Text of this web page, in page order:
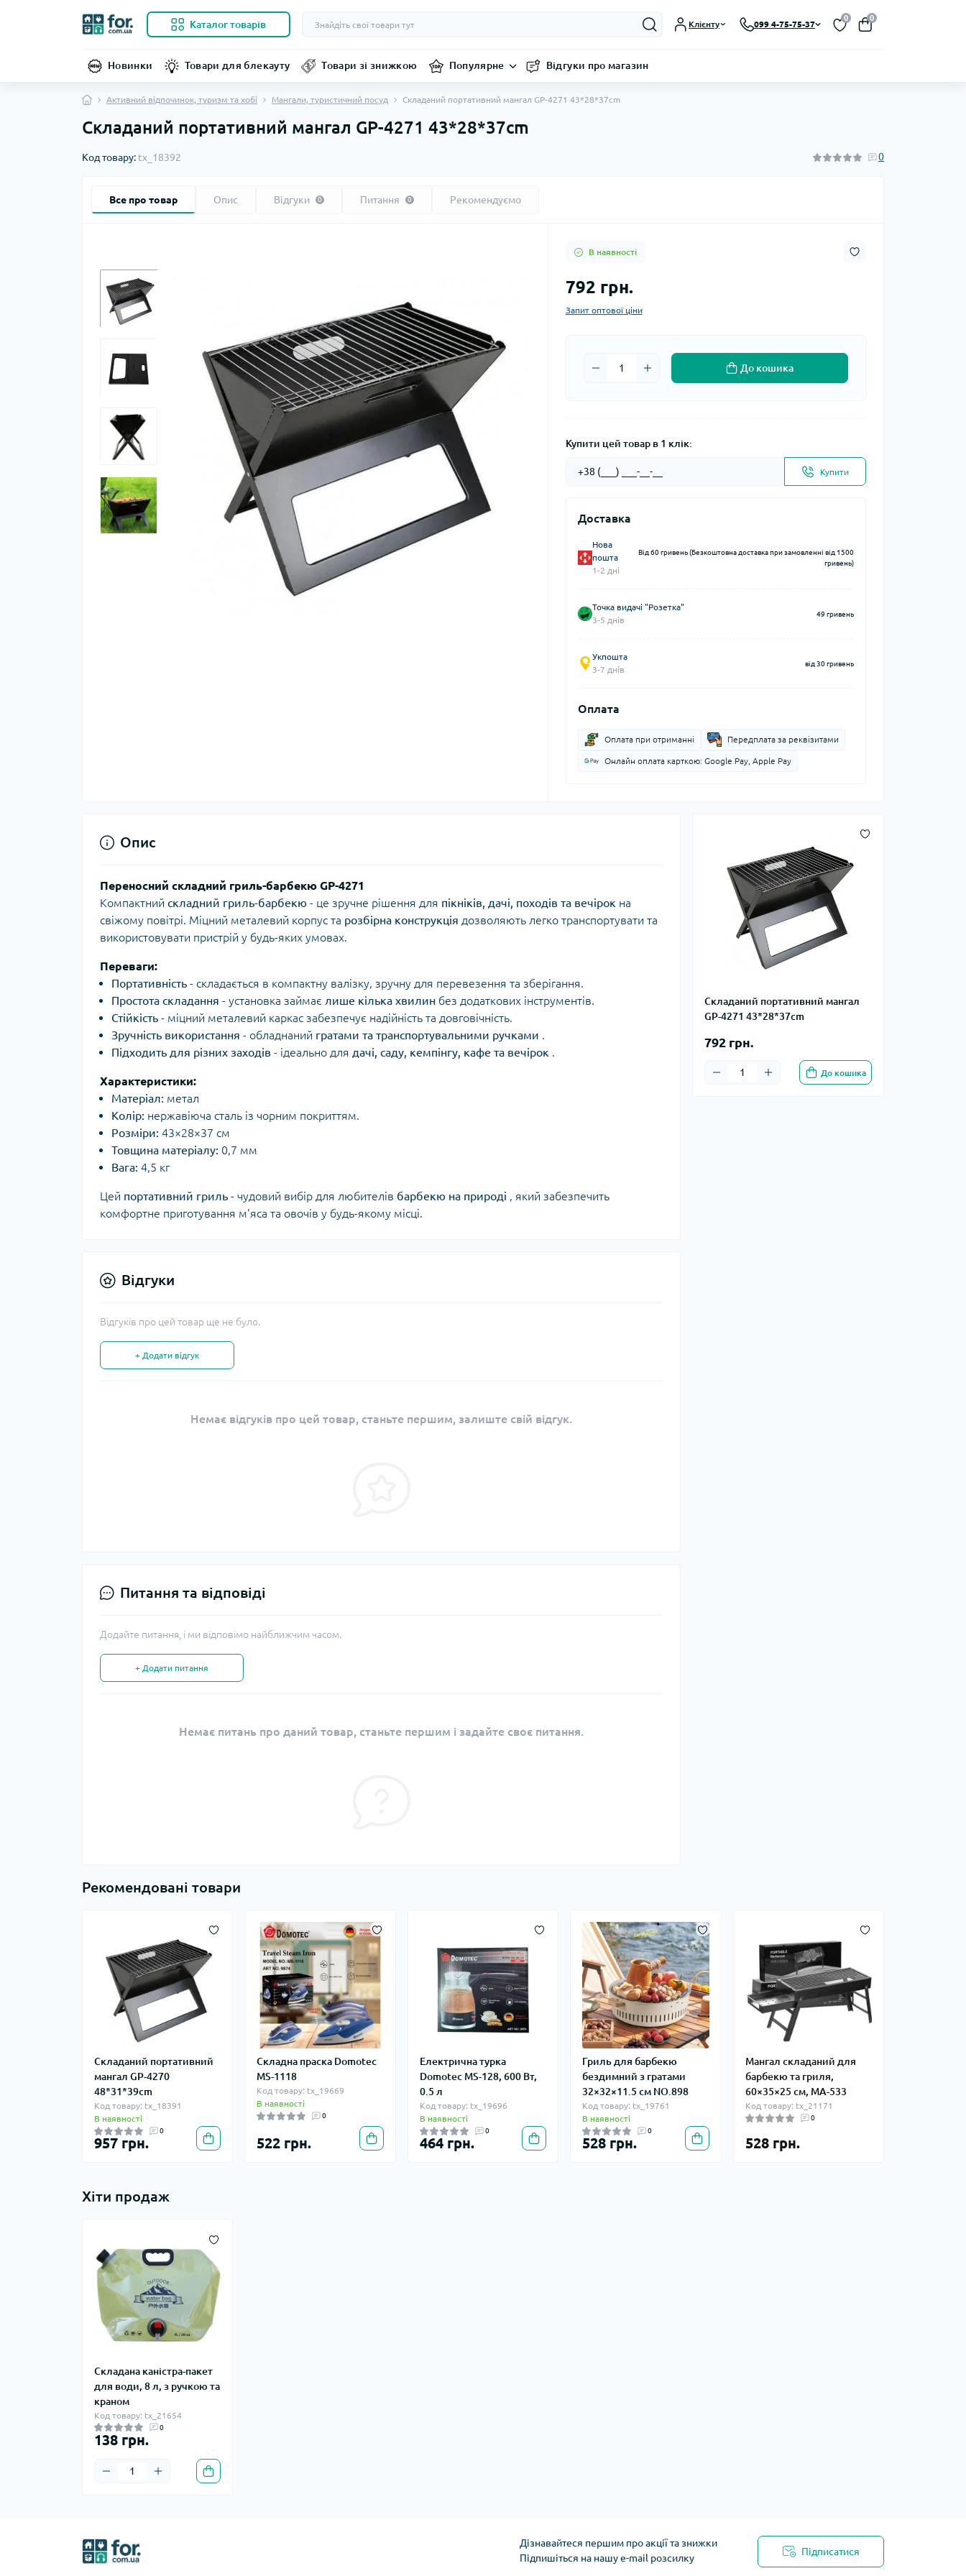
Каталог товарів Клієнту 099 4-75-75-37
0 0
Новинки Товари для блекауту Товари зі знижкою Популярне Відгуки про магазин
Активний відпочинок, туризм та хобі Мангали, туристичний посуд Складаний портативний мангал GP-4271 43*28*37cm
Складаний портативний мангал GP-4271 43*28*37cm
Код товару: tx_18392 0
Все про товар Опис Відгуки 0 Питання 0 Рекомендуємо
В наявності
792 грн.
Запит оптової ціни
До кошика
Купити цей товар в 1 клік:
Купити
Доставка
Нова
пошта
1-2 дні
Від 60 гривень (Безкоштовна доставка при замовленні від 1500
гривень)
Точка видачі "Розетка"
3-5 днів
49 гривень
Укпошта
3-7 днів
від 30 гривень
Оплата
Оплата при отриманні Передплата за реквізитами
Онлайн оплата карткою: Google Pay, Apple Pay
Складаний портативний мангал
GP-4271 43*28*37cm
792 грн.
До кошика
Опис
Переносний складний гриль-барбекю GP-4271
Компактний складний гриль-барбекю - це зручне рішення для пікніків, дачі, походів та вечірок на
свіжому повітрі. Міцний металевий корпус та розбірна конструкція дозволяють легко транспортувати та
використовувати пристрій у будь-яких умовах.
Переваги:
Портативність - складається в компактну валізку, зручну для перевезення та зберігання.
Простота складання - установка займає лише кілька хвилин без додаткових інструментів.
Стійкість - міцний металевий каркас забезпечує надійність та довговічність.
Зручність використання - обладнаний гратами та транспортувальними ручками .
Підходить для різних заходів - ідеально для дачі, саду, кемпінгу, кафе та вечірок .
Характеристики:
Матеріал: метал
Колір: нержавіюча сталь із чорним покриттям.
Розміри: 43×28×37 см
Товщина матеріалу: 0,7 мм
Вага: 4,5 кг
Цей портативний гриль - чудовий вибір для любителів барбекю на природі , який забезпечить
комфортне приготування м'яса та овочів у будь-якому місці.
Відгуки
Відгуків про цей товар ще не було.
+ Додати відгук
Немає відгуків про цей товар, станьте першим, залиште свій відгук.
Питання та відповіді
Додайте питання, і ми відповімо найближчим часом.
+ Додати питання
Немає питань про даний товар, станьте першим і задайте своє питання.
Рекомендовані товари
Складаний портативний
мангал GP-4270
48*31*39cm
Код товару: tx_18391
В наявності
0
957 грн.
Складна праска Domotec
MS-1118
Код товару: tx_19669
В наявності
0
522 грн.
Електрична турка
Domotec MS-128, 600 Вт,
0.5 л
Код товару: tx_19696
В наявності
0
464 грн.
Гриль для барбекю
бездимний з гратами
32×32×11.5 см NO.898
Код товару: tx_19761
В наявності
0
528 грн.
Мангал складаний для
барбекю та гриля,
60×35×25 см, MA-533
Код товару: tx_21171
0
528 грн.
Хіти продаж
Складана каністра-пакет
для води, 8 л, з ручкою та
краном
Код товару: tx_21654
0
138 грн.
Дізнавайтеся першим про акції та знижки
Підпишіться на нашу e-mail розсилку
Підписатися